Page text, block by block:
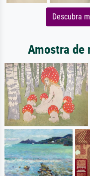
Descubra
Amostra de